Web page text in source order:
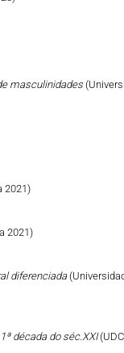
masculinidades
2021)
2021)
diferenciada
década do séc.XXI